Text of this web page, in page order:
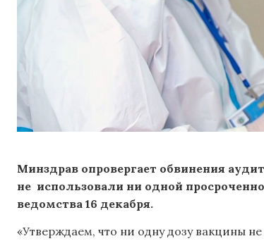
Минздрав опровергает обвинения
не использовали ни одной
ведомства 16 декабря.
«Утверждаем, что ни одну дозу вакцины